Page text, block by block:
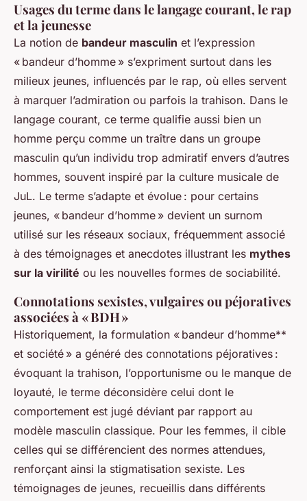
Usages du terme dans le langage courant, le rap
et la jeunesse
La notion de bandeur masculin et l’expression
« bandeur d’homme » s’expriment surtout dans les
milieux jeunes, influencés par le rap, où elles servent
à marquer l’admiration ou parfois la trahison. Dans le
langage courant, ce terme qualifie aussi bien un
homme perçu comme un traître dans un groupe
masculin qu’un individu trop admiratif envers d’autres
hommes, souvent inspiré par la culture musicale de
JuL. Le terme s’adapte et évolue : pour certains
jeunes, « bandeur d’homme » devient un surnom
utilisé sur les réseaux sociaux, fréquemment associé
à des témoignages et anecdotes illustrant les mythes
sur la virilité ou les nouvelles formes de sociabilité.
Connotations sexistes, vulgaires ou péjoratives
associées à « BDH »
Historiquement, la formulation « bandeur d’homme**
et société » a généré des connotations péjoratives :
évoquant la trahison, l’opportunisme ou le manque de
loyauté, le terme déconsidère celui dont le
comportement est jugé déviant par rapport au
modèle masculin classique. Pour les femmes, il cible
celles qui se différencient des normes attendues,
renforçant ainsi la stigmatisation sexiste. Les
témoignages de jeunes, recueillis dans différents